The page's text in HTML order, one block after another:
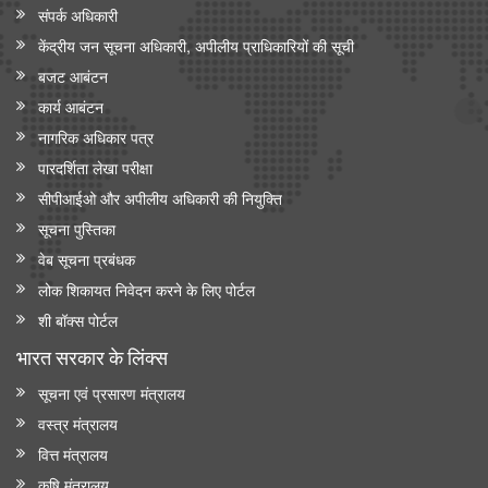
संपर्क अधिकारी
केंद्रीय जन सूचना अधिकारी, अपीलीय प्राधिकारियों की सूची
बजट आबंटन
कार्य आबंटन
नागरिक अधिकार पत्र
पारदर्शिता लेखा परीक्षा
सीपीआईओ और अपी‍लीय अधिकारी की नियुक्ति
सूचना पुस्तिका
वेब सूचना प्रबंधक
लोक शिकायत निवेदन करने के लिए पोर्टल
शी बॉक्स पोर्टल
भारत सरकार के लिंक्‍स
सूचना एवं प्रसारण मंत्रालय
वस्त्र मंत्रालय
वित्त मंत्रालय